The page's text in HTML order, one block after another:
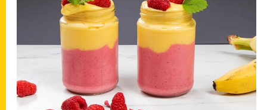
Kostfiber
Protein 1,43 g
0,03 g
Vitamin C
26,73 mg
(33%